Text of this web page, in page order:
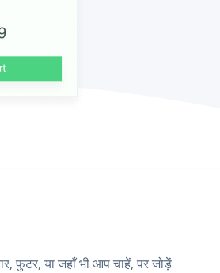
फुटर, या जहाँ भी आप चाहें, पर जोड़ें